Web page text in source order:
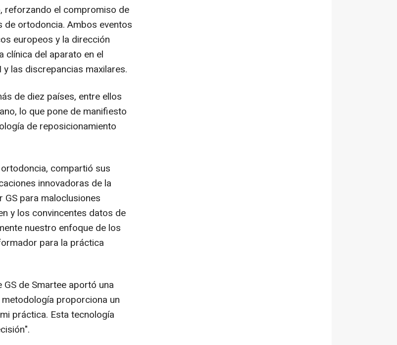
reforzando el compromiso de
de ortodoncia. Ambos eventos
europeos y la dirección
clínica del aparato en el
las discrepancias maxilares.
de diez países, entre ellos
lo que pone de manifiesto
de reposicionamiento
compartió sus
innovadoras de la
para maloclusiones
y los convincentes datos de
nuestro enfoque de los
para la práctica
de Smartee aportó una
proporciona un
práctica. Esta tecnología